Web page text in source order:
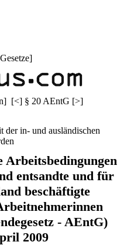
Gesetze]
] [<] § 20 AEntG [>]
der in- und ausländischen
Arbeitsbedingungen
entsandte und für
beschäftigte
- AEntG)
2009